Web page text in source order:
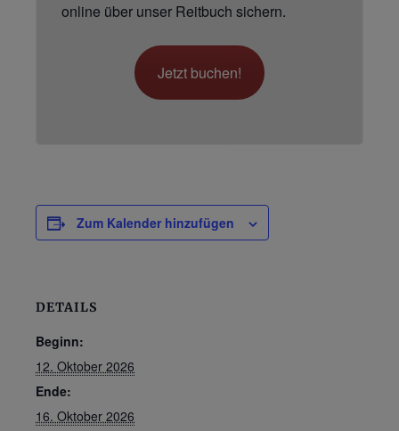
online über unser Reitbuch sichern.
Jetzt buchen!
Zum Kalender hinzufügen
DETAILS
Beginn:
12. Oktober 2026
Ende:
16. Oktober 2026